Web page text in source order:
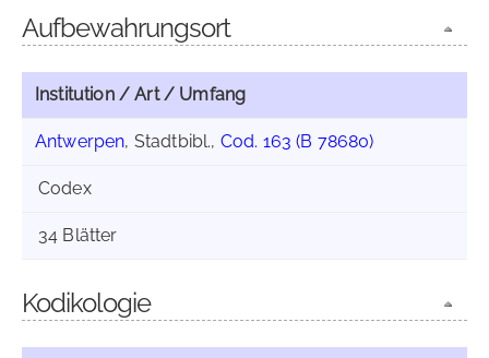
Aufbewahrungsort
Institution / Art / Umfang
Antwerpen, Stadtbibl., Cod. 163 (B 78680)
Codex
34 Blätter
Kodikologie